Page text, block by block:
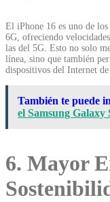
El iPhone 16 es uno de
6G, ofreciendo
las del 5G. Esto no solo
línea, sino que también
dispositivos del Internet
También te puede
el Samsung Galaxy
6. Mayor